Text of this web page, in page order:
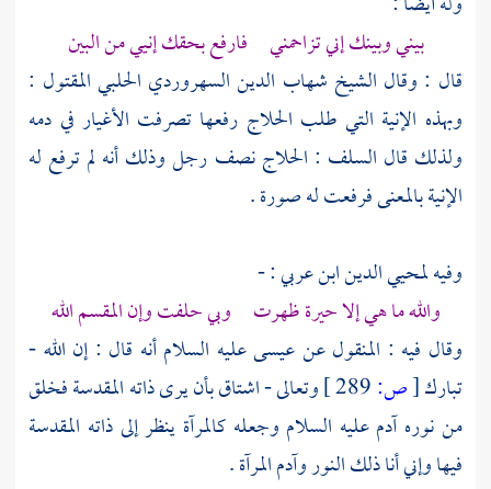
بيني وبينك إني تزاحمني فارفع بحقك إنيي من البين
قال : وقال الشيخ شهاب الدين السهروردي الحلبيالمقتول :
وبهذه الإنية التي طلب الحلاج رفعها تصرفت الأغيار في دمه
ولذلك قال السلف : الحلاجنصف رجل وذلك أنه لم ترفع له
الإنية بالمعنى فرفعت له صورة .
وفيه لمحيي الدين ابن عربي : -
والله ما هي إلا حيرة ظهرت وبي حلفت وإن المقسم الله
وقال فيه : المنقول عنعيسىعليه السلام أنه قال : إن الله -
تبارك[ص:
وتعالى - اشتاق بأن يرى ذاته المقدسة فخلق
من نورهآدمعليه السلام وجعله كالمرآة ينظر إلى ذاته المقدسة
فيها وإني أنا ذلك النوروآدمالمرآة .